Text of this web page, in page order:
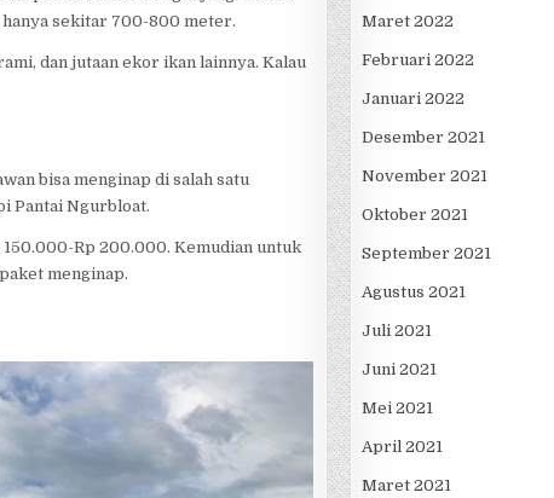
hanya sekitar 700-800 meter.
dan jutaan ekor ikan lainnya. Kalau
bisa menginap di salah satu
Pantai Ngurbloat.
Rp 200.000. Kemudian untuk
menginap.
Maret 2022
Februari 2022
Januari 2022
Desember 2021
November 2021
Oktober 2021
September 2021
Agustus 2021
Juli 2021
Juni 2021
Mei 2021
April 2021
Maret 2021